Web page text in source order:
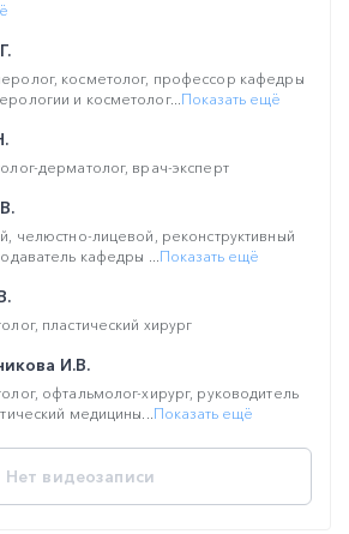
косметолог, профессор кафедры
и косметолог...Показать ещё
дерматолог, врач-эксперт
челюстно-лицевой, реконструктивный
кафедры ...Показать ещё
пластический хирург
И.В.
офтальмолог-хирург, руководитель
медицины...Показать ещё
Нет видеозаписи